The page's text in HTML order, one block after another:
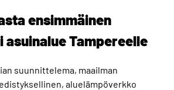
ensimmäinen
Tampereelle
suunnittelema, maailman
aluelämpöverkko